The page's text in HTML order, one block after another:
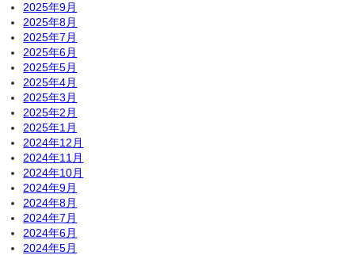
2025年9月
2025年8月
2025年7月
2025年6月
2025年5月
2025年4月
2025年3月
2025年2月
2025年1月
2024年12月
2024年11月
2024年10月
2024年9月
2024年8月
2024年7月
2024年6月
2024年5月